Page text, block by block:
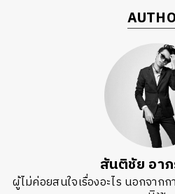
สันติชัย อา
ผู้ไม่ค่อยสนใจเรื่องอะไร นอกจาก